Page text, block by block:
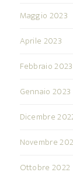
Maggio 2023
Aprile 2023
Febbraio 2023
Gennaio 2023
Dicembre
Novembre
Ottobre 2022